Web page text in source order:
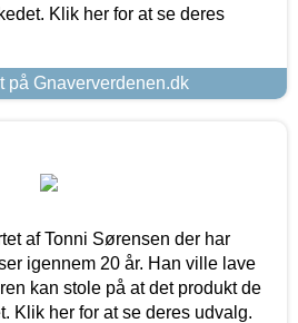
Klik her for at se deres
på Gnaververdenen.dk
af Tonni Sørensen der har
igennem 20 år. Han ville lave
kan stole på at det produkt de
Klik her for at se deres udvalg.